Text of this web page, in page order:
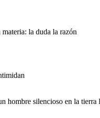
la duda la razón
silencioso en la tierra